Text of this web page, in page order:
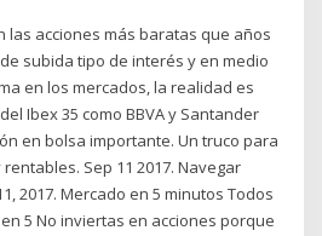
las acciones más baratas que años
subida tipo de interés y en medio
en los mercados, la realidad es
Ibex 35 como BBVA y Santander
en bolsa importante. Un truco para
Sep 11 2017. Navegar
2017. Mercado en 5 minutos Todos
5 No inviertas en acciones porque